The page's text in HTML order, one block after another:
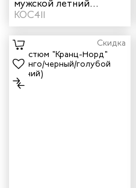
мужской летний
"Файмер 2" цвет
черный/желтый
КОС411
Скидка